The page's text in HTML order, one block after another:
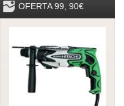
OFERTA 99, 90€